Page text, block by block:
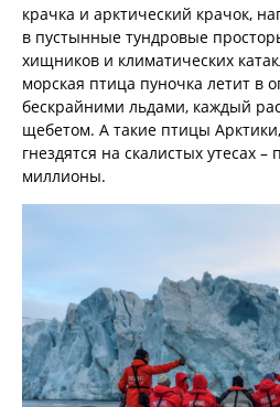
крачка и арктический крачок,
в пустынные тундровые
хищников и климатических
морская птица пуночка летит в
бескрайними льдами, каждый
щебетом. А такие птицы
гнездятся на скалистых утесах –
миллионы.